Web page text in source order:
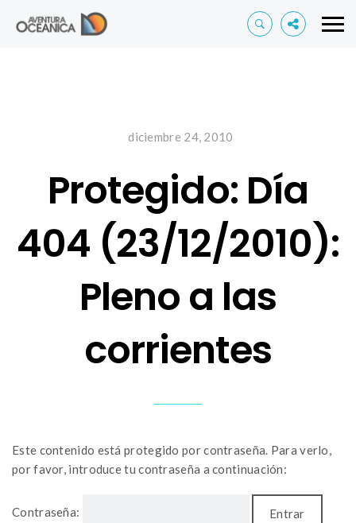
diciembre 24, 2010
Protegido: Día
404 (23/12/2010):
Pleno a las
corrientes
Este contenido está protegido por contraseña. Para verlo,
por favor, introduce tu contraseña a continuación:
Contraseña: